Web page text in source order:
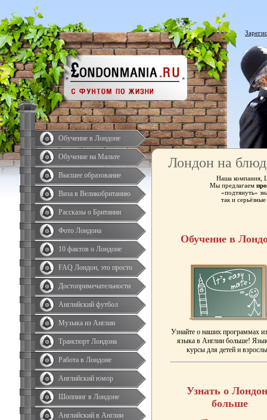
Обучение в Лондоне
Обучение на Мальте
Высшее образование
Виза в Великобританию
Рассказы о Британии
Фото Лондона
10 фактов о Лондоне
FAQ Лондон, это просто
Достопримечательности
Английский футбол
Музыка из Англии
Транспорт Лондона
Работа в Лондоне
Английский юмор
Шоппинг в Лондоне
Английский в Англии
Лондон на
Наша компания,
Мы предлагаем
«подтянуть»
так и
Обучение в
Узнайте о наших программах
языка в Англии больше!
курсы для детей и
Узнать о
больше